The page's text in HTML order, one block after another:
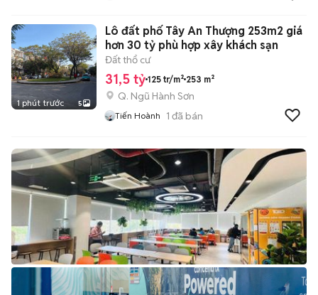
1 phút trước 5
Lô đất phố Tây An Thượng 253m2 giá
hơn 30 tỷ phù hợp xây khách sạn
Đất thổ cư
31,5 tỷ 125 tr/m² 253 m²
Q. Ngũ Hành Sơn
Tiến Hoành 1 đã bán